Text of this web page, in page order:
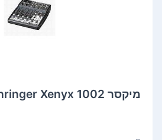
‏מיקסר Behringer Xenyx 1002 ברינגר